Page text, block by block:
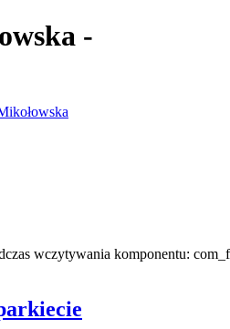
-
wczytywania komponentu: